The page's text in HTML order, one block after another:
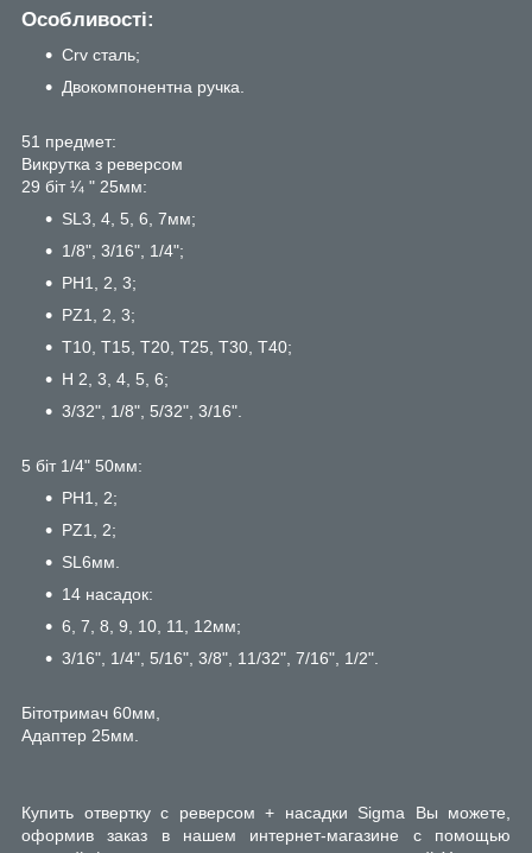
Особливості:
Crv сталь;
Двокомпонентна ручка.
51 предмет:
Викрутка з реверсом
29 біт ¼ " 25мм:
SL3, 4, 5, 6, 7мм;
1/8", 3/16", 1/4";
PH1, 2, 3;
PZ1, 2, 3;
T10, T15, T20, T25, T30, T40;
H 2, 3, 4, 5, 6;
3/32", 1/8", 5/32", 3/16".
5 біт 1/4" 50мм:
PH1, 2;
PZ1, 2;
SL6мм.
14 насадок:
6, 7, 8, 9, 10, 11, 12мм;
3/16", 1/4", 5/16", 3/8", 11/32", 7/16", 1/2".
Бітотримач 60мм,
Адаптер 25мм.
Купить отвертку с реверсом + насадки Sigma Вы можете,
оформив заказ в нашем интернет-магазине с помощью